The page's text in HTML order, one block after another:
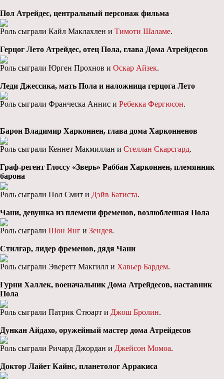
Пол Атрейдес, центральный персонаж фильма
Роль сыграли Кайл Маклахлен и Тимоти Шаламе.
Герцог Лето Атрейдес, отец Пола, глава Дома Атрейдесов
Роль сыграли Юрген Прохнов и Оскар Айзек.
Леди Джессика, мать Пола и наложница герцога Лето
Роль сыграли Франческа Аннис и Ребекка Фергюсон.
Барон Владимир Харконнен, глава дома Харконненов
Роль сыграли Кеннет Макмиллан и Стеллан Скарсгард.
Граф-регент Глоссу «Зверь» Раббан Харконнен, племянник
барона
Роль сыграли Пол Смит и Дэйв Батиста.
Чани, девушка из племени фременов, возлюбленная Пола
Роль сыграли Шон Янг и Зендея.
Стилгар, лидер фременов, дядя Чани
Роль сыграли Эверетт Макгилл и Хавьер Бардем.
Гурни Халлек, военачальник Дома Атрейдесов, наставник
Пола
Роль сыграли Патрик Стюарт и Джош Бролин.
Дункан Айдахо, оружейный мастер дома Атрейдесов
Роль сыграли Ричард Джордан и Джейсон Момоа.
Доктор Лайет Кайнс, планетолог Арракиса